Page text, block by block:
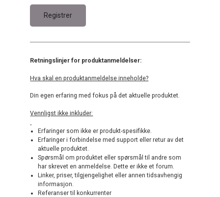
Retningslinjer for produktanmeldelser:
Hva skal en produktanmeldelse inneholde?
Din egen erfaring med fokus på det aktuelle produktet.
Vennligst ikke inkluder:
Erfaringer som ikke er produkt-spesifikke.
Erfaringer i forbindelse med support eller retur av det
aktuelle produktet.
Spørsmål om produktet eller spørsmål til andre som
har skrevet en anmeldelse. Dette er ikke et forum.
Linker, priser, tilgjengelighet eller annen tidsavhengig
informasjon.
Referanser til konkurrenter